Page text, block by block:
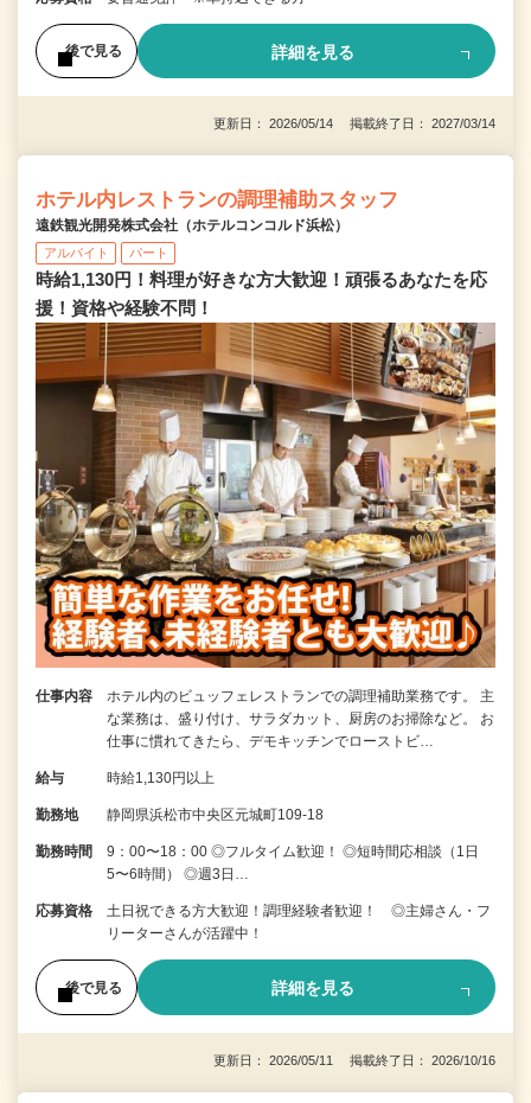
後で見る 詳細を見る
更新日： 2026/05/14 掲載終了日： 2027/03/14
ホテル内レストランの調理補助スタッフ
遠鉄観光開発株式会社（ホテルコンコルド浜松）
アルバイト パート
時給1,130円！料理が好きな方大歓迎！頑張るあなたを応
援！資格や経験不問！
仕事内容
ホテル内のビュッフェレストランでの調理補助業務です。 主
な業務は、盛り付け、サラダカット、厨房のお掃除など。 お
仕事に慣れてきたら、デモキッチンでローストビ…
給与 時給1,130円以上
勤務地 静岡県浜松市中央区元城町109-18
勤務時間
9：00〜18：00 ◎フルタイム歓迎！ ◎短時間応相談（1日
5〜6時間） ◎週3日…
応募資格
土日祝できる方大歓迎！調理経験者歓迎！ ◎主婦さん・フ
リーターさんが活躍中！
後で見る 詳細を見る
更新日： 2026/05/11 掲載終了日： 2026/10/16